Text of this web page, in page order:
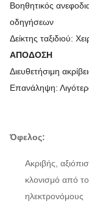
Βοηθητικός
οδηγήσεων
Δείκτης ταξιδιού:
ΑΠΟΔΟΣΗ
Διευθετήσιμη
Επανάληψη:
Όφελος:
Ακριβής,
κλονισμό από
ηλεκτρονόμους